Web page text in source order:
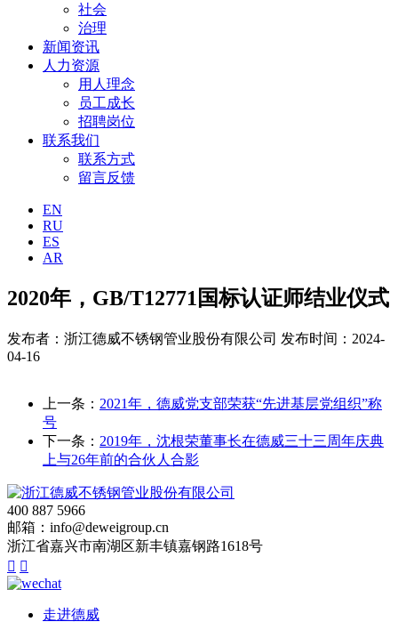
社会
治理
新闻资讯
人力资源
用人理念
员工成长
招聘岗位
联系我们
联系方式
留言反馈
EN
RU
ES
AR
2020年，GB/T12771国标认证师结业仪式
发布者：浙江德威不锈钢管业股份有限公司 发布时间：2024-
04-16
上一条： 2021年，德威党支部荣获“先进基层党组织”称
号
下一条： 2019年，沈根荣董事长在德威三十三周年庆典
上与26年前的合伙人合影
400 887 5966
邮箱：info@deweigroup.cn
浙江省嘉兴市南湖区新丰镇嘉钢路1618号
 
走进德威